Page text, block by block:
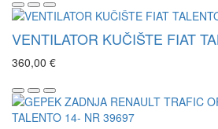
VENTILATOR KUČIŠTE FIAT
360,00 €